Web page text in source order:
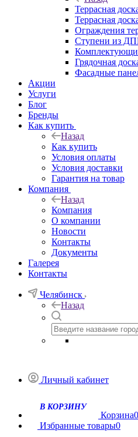
Террасная
Террасная
Ограждения
Ступени из
Грядочная
Фасадные
Акции
Услуги
Блог
Бренды
Как купить
Назад
Как купить
Условия оплаты
Условия доставки
Гарантия на товар
Компания
Назад
Компания
О компании
Новости
Контакты
Документы
Галерея
Контакты
Челябинск
Назад
Личный кабинет
Корзина0
Избранные товары0